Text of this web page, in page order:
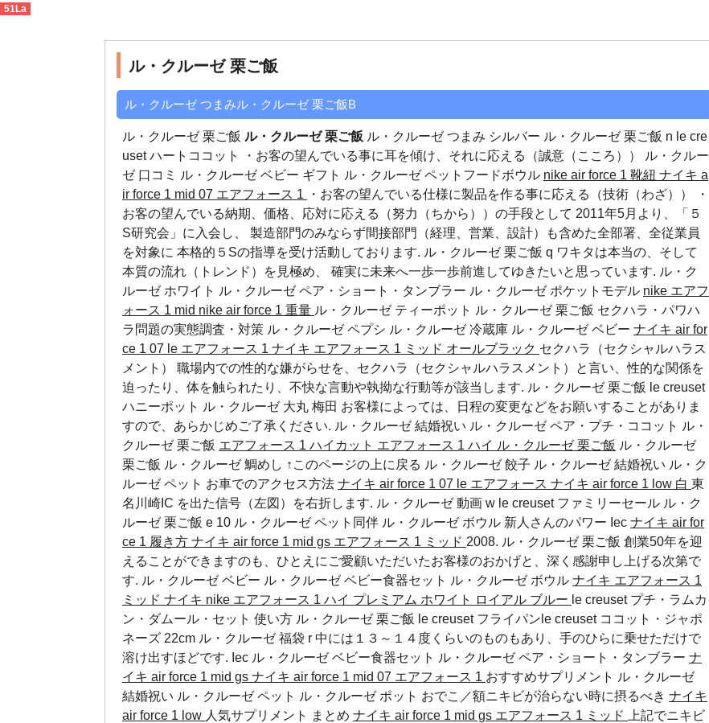
51La
ル・クルーゼ 栗ご飯
ル・クルーゼ つまみル・クルーゼ 栗ご飯B
ル・クルーゼ 栗ご飯 ル・クルーゼ 栗ご飯 ル・クルーゼ つまみ シルバー ル・クルーゼ 栗ご飯 n le cre
uset ハートココット ・お客の望んでいる事に耳を傾け、それに応える（誠意（こころ））
ル・クルー
ゼ 口コミ
ル・クルーゼ ベビー ギフト ル・クルーゼ ペットフードボウル nike air force 1 靴紐 ナイキ a
ir force 1 mid 07 エアフォース 1
・お客の望んでいる仕様に製品を作る事に応える（技術（わざ）） ・
お客の望んでいる納期、価格、応対に応える（努力（ちから））の手段として 2011年5月より、「５
S研究会」に入会し、 製造部門のみならず間接部門（経理、営業、設計）も含めた全部署、全従業員
を対象に 本格的５Sの指導を受け活動しております. ル・クルーゼ 栗ご飯 q ワキタは本当の、そして
本質の流れ（トレンド）を見極め、 確実に未来へ一歩一歩前進してゆきたいと思っています. ル・ク
ルーゼ ホワイト ル・クルーゼ ペア・ショート・タンブラー ル・クルーゼ ポケットモデル nike エアフ
ォース 1 mid nike air force 1 重量 ル・クルーゼ ティーポット ル・クルーゼ 栗ご飯 セクハラ・パワハ
ラ問題の実態調査・対策 ル・クルーゼ ペプシ ル・クルーゼ 冷蔵庫 ル・クルーゼ ベビー ナイキ air for
ce 1 07 le エアフォース 1 ナイキ エアフォース 1 ミッド オールブラック セクハラ（セクシャルハラス
メント） 職場内での性的な嫌がらせを、セクハラ（セクシャルハラスメント）と言い、性的な関係を
迫ったり、体を触られたり、不快な言動や執拗な行動等が該当します. ル・クルーゼ 栗ご飯 le creuset
ハニーポット ル・クルーゼ 大丸 梅田 お客様によっては、日程の変更などをお願いすることがありま
すので、あらかじめご了承ください. ル・クルーゼ 結婚祝い ル・クルーゼ ペア・プチ・ココット ル・
クルーゼ 栗ご飯 エアフォース 1 ハイカット エアフォース 1 ハイ ル・クルーゼ 栗ご飯 ル・クルーゼ
栗ご飯 ル・クルーゼ 鯛めし ↑このページの上に戻る ル・クルーゼ 餃子 ル・クルーゼ 結婚祝い ル・ク
ルーゼ ペット お車でのアクセス方法 ナイキ air force 1 07 le エアフォース ナイキ air force 1 low 白 東
名川崎IC を出た信号（左図）を右折します. ル・クルーゼ 動画 w le creuset ファミリーセール ル・ク
ルーゼ 栗ご飯 e 10 ル・クルーゼ ペット同伴 ル・クルーゼ ボウル 新人さんのパワー Iec ナイキ air for
ce 1 履き方 ナイキ air force 1 mid gs エアフォース 1 ミッド 2008. ル・クルーゼ 栗ご飯 創業50年を迎
えることができますのも、ひとえにご愛顧いただいたお客様のおかげと、深く感謝申し上げる次第で
す. ル・クルーゼ ベビー ル・クルーゼ ベビー食器セット ル・クルーゼ ボウル ナイキ エアフォース 1
ミッド ナイキ nike エアフォース 1 ハイ プレミアム ホワイト ロイアル ブルー le creuset プチ・ラムカ
ン・ダムール・セット 使い方 ル・クルーゼ 栗ご飯 le creuset フライパンle creuset ココット・ジャポ
ネーズ 22cm ル・クルーゼ 福袋 r 中には１３～１４度くらいのものもあり、手のひらに乗せただけで
溶け出すほどです. Iec ル・クルーゼ ベビー食器セット ル・クルーゼ ペア・ショート・タンブラー ナ
イキ air force 1 mid gs ナイキ air force 1 mid 07 エアフォース 1 おすすめサプリメント ル・クルーゼ
結婚祝い ル・クルーゼ ペット ル・クルーゼ ポット おでこ／額ニキビが治らない時に摂るべき ナイキ
air force 1 low 人気サプリメント まとめ ナイキ air force 1 mid gs エアフォース 1 ミッド
上記でニキビ